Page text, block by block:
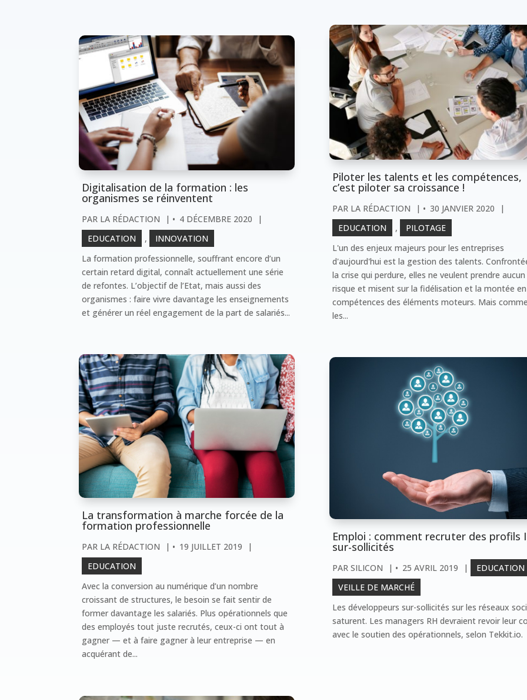
Digitalisation de la formation : les
organismes se réinventent
PAR LA RÉDACTION | 4 DÉCEMBRE 2020
|
EDUCATION
,
INNOVATION
La formation professionnelle, souffrant encore d’un
certain retard digital, connaît actuellement une série
de refontes. L’objectif de l’Etat, mais aussi des
organismes : faire vivre davantage les enseignements
et générer un réel engagement de la part de salariés...
La transformation à marche forcée de la
formation professionnelle
PAR LA RÉDACTION | 19 JUILLET 2019
|
EDUCATION
Avec la conversion au numérique d’un nombre
croissant de structures, le besoin se fait sentir de
former davantage les salariés. Plus opérationnels que
des employés tout juste recrutés, ceux-ci ont tout à
gagner — et à faire gagner à leur entreprise — en
acquérant de...
Piloter les talents et les compétences,
c’est piloter sa croissance !
PAR LA RÉDACTION | 30 JANVIER 2020
|
EDUCATION
,
PILOTAGE
L'un des enjeux majeurs pour les entreprises
d'aujourd'hui est la gestion des talents.
la crise qui perdure, elles ne veulent prendre aucun
risque et misent sur la fidélisation et la montée en
compétences des éléments moteurs. Mais
les...
Emploi : comment recruter des profils
sur-sollicités
PAR SILICON | 25 AVRIL 2019 |
EDUCATION
VEILLE DE MARCHÉ
Les développeurs sur-sollicités sur les réseaux
saturent. Les managers RH devraient revoir leur
avec le soutien des opérationnels, selon Tekkit.io.